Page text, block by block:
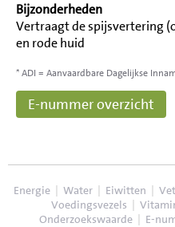
Bijzonderheden
Vertraagt de spijsvertering
en rode huid
* ADI = Aanvaardbare Dagelijkse
E-nummer overzicht
Energie | Water | Eiwitten |
Voedingsvezels |
Onderzoekswaarde | E-